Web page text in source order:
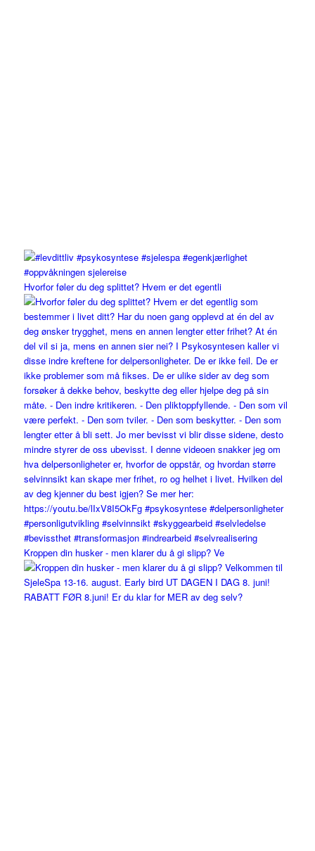
Hvorfor føler du deg splittet? Hvem er det egentli
Kroppen din husker - men klarer du å gi slipp? Ve
RABATT FØR 8.juni! Er du klar for MER av deg selv?